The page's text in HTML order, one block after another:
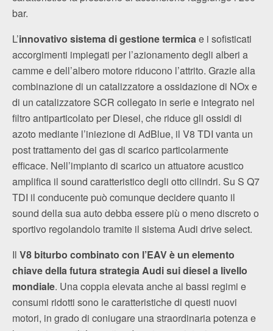
bar.
L’innovativo sistema di gestione termicae i sofisticati
accorgimenti impiegati per l’azionamento degli alberi a
camme e dell’albero motore riducono l’attrito. Grazie alla
combinazione di un catalizzatore a ossidazione di NOx e
di un catalizzatore SCR collegato in serie e integrato nel
filtro antiparticolato per Diesel, che riduce gli ossidi di
azoto mediante l’iniezione di AdBlue, il V8 TDI vanta un
post trattamento dei gas di scarico particolarmente
efficace. Nell’impianto di scarico un attuatore acustico
amplifica il sound caratteristico degli otto cilindri. Su S Q7
TDI il conducente può comunque decidere quanto il
sound della sua auto debba essere più o meno discreto o
sportivo regolandolo tramite il sistema Audi drive select.
Il V8 biturbo combinato con l’EAV è un elemento
chiave della futura strategia Audi sui diesel a livello
mondiale. Una coppia elevata anche ai bassi regimi e
consumi ridotti sono le caratteristiche di questi nuovi
motori, in grado di coniugare una straordinaria potenza e